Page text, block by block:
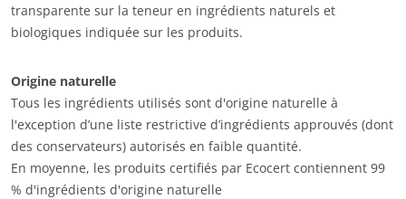
transparente sur la teneur en ingrédients naturels et
biologiques indiquée sur les produits.
Origine naturelle
Tous les ingrédients utilisés sont d'origine naturelle à
l'exception d’une liste restrictive d’ingrédients approuvés (dont
des conservateurs) autorisés en faible quantité.
En moyenne, les produits certifiés par Ecocert contiennent 99
% d'ingrédients d'origine naturelle